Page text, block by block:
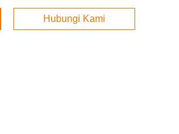
Hubungi Kami